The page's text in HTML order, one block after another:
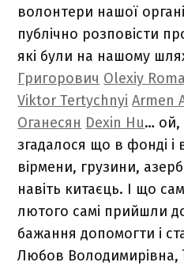
волонтери нашої
публічно розповісти
які були на нашому
Григорович Olexiy
Viktor Tertychnyi Armen
Оганесян Dexin Hu… ой,
згадалося що в фонді
вірмени, грузини,
навіть китаєць. І що
лютого самі прийшли
бажання допомогти і
Любов Володимирівна,